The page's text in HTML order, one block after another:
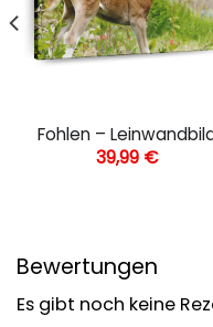
Fohlen –
39,99 €
Bewertungen
Es gibt noch keine